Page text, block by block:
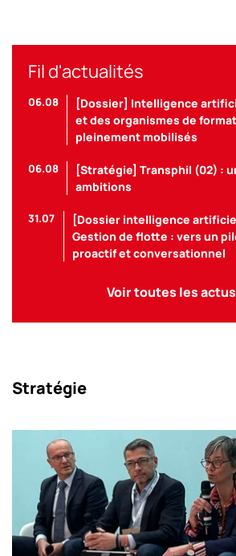
Fil d'actualités
06.08
[Dossier] Intelligence
et des organismes de
pleinement mobilisés
06.08
[Stratégie] Transphil (02) :
ambitions
31.07
[Dossier intelligence
Gestion de flotte : vers un
proactif et conversationnel
Voir toutes les actus
Stratégie